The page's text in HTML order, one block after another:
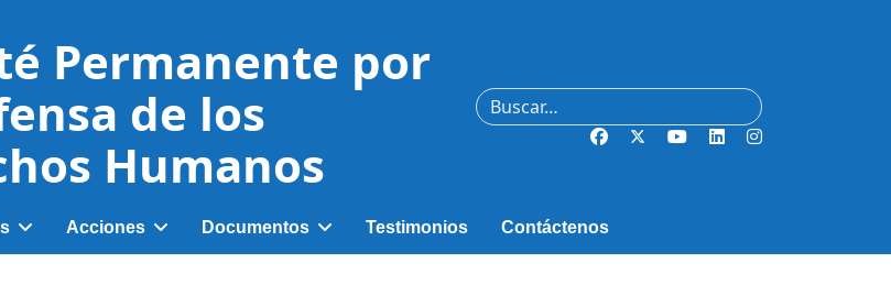
Permanente por
de los
Humanos
Buscar
Acciones Documentos Testimonios Contáctenos